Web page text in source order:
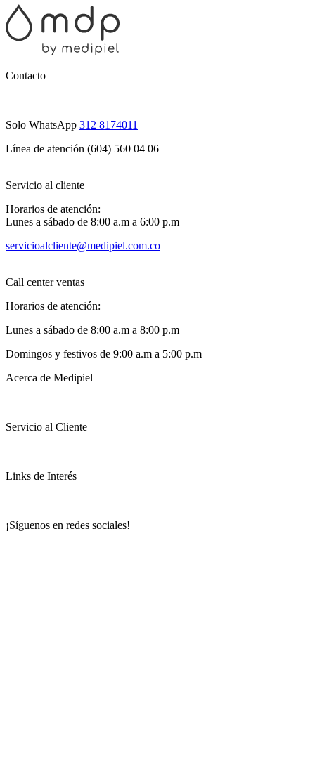
Contacto
Solo WhatsApp 312 8174011
Línea de atención (604) 560 04 06
Servicio al cliente
Horarios de atención:
Lunes a sábado de 8:00 a.m a 6:00 p.m
servicioalcliente@medipiel.com.co
Call center ventas
Horarios de atención:
Lunes a sábado de 8:00 a.m a 8:00 p.m
Domingos y festivos de 9:00 a.m a 5:00 p.m
Acerca de Medipiel
Servicio al Cliente
Links de Interés
¡Síguenos en redes sociales!